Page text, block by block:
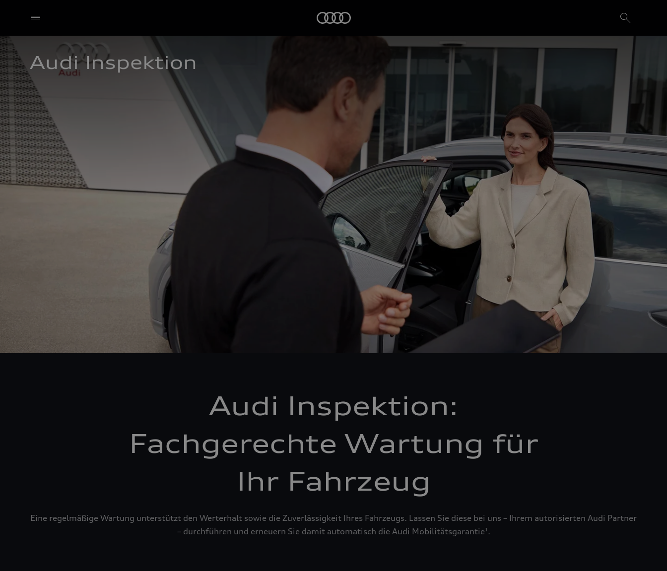
Audi Inspektion
Audi Inspektion:
Fachgerechte Wartung für
Ihr Fahrzeug
Eine regelmäßige Wartung unterstützt den Werterhalt sowie die Zuverlässigkeit Ihres Fahrzeugs. Lassen Sie diese bei uns – Ihrem autorisierten Audi Partner
– durchführen und erneuern Sie damit automatisch die Audi Mobilitätsgarantie1 .